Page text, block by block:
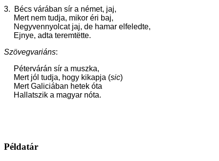
3. Bécs várában sír a német, jaj,
Mert nem tudja, mikor éri baj,
Negyvennyolcat jaj, de hamar elfeledte,
Ejnye, adta teremtëtte.
Szövegvariáns:
Pétervárán sír a muszka,
Mert jól tudja, hogy kikapja (sic)
Mert Galiciában hetek óta
Hallatszik a magyar nóta.
Példatár